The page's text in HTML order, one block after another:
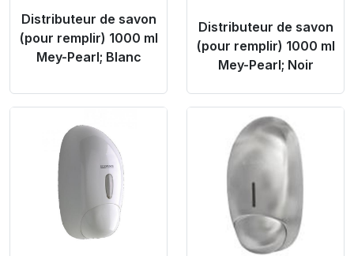
Distributeur de savon
(pour remplir) 1000 ml
Mey-Pearl; Blanc
Distributeur de savon
(pour remplir) 1000 ml
Mey-Pearl; Noir
Product Link Product Link